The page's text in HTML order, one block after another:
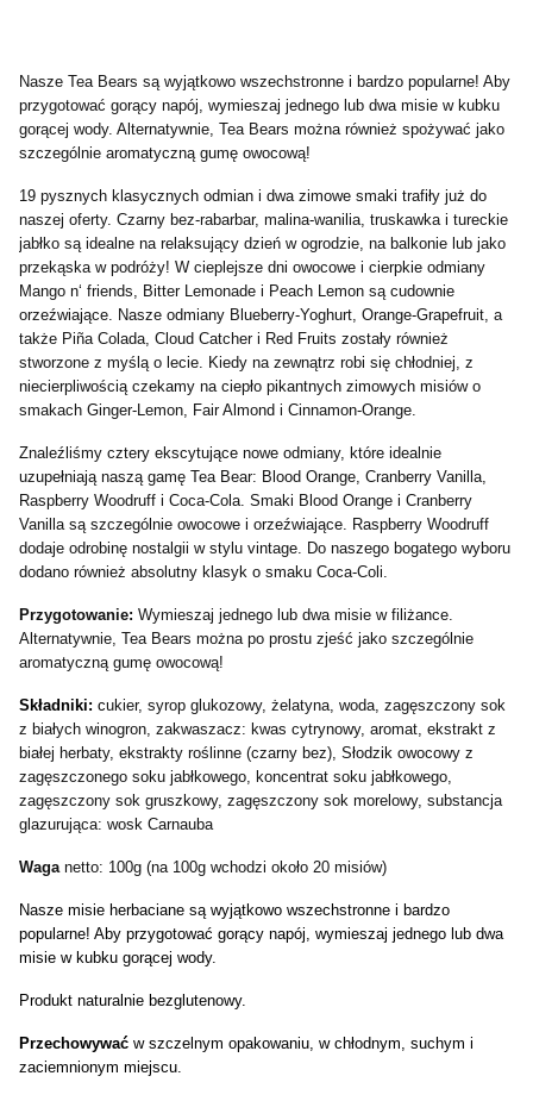
Nasze Tea Bears są wyjątkowo wszechstronne i bardzo popularne! Aby
przygotować gorący napój, wymieszaj jednego lub dwa misie w kubku
gorącej wody. Alternatywnie, Tea Bears można również spożywać jako
szczególnie aromatyczną gumę owocową!
19 pysznych klasycznych odmian i dwa zimowe smaki trafiły już do
naszej oferty. Czarny bez-rabarbar, malina-wanilia, truskawka i tureckie
jabłko są idealne na relaksujący dzień w ogrodzie, na balkonie lub jako
przekąska w podróży! W cieplejsze dni owocowe i cierpkie odmiany
Mango n‘ friends, Bitter Lemonade i Peach Lemon są cudownie
orzeźwiające. Nasze odmiany Blueberry-Yoghurt, Orange-Grapefruit, a
także Piña Colada, Cloud Catcher i Red Fruits zostały również
stworzone z myślą o lecie. Kiedy na zewnątrz robi się chłodniej, z
niecierpliwością czekamy na ciepło pikantnych zimowych misiów o
smakach Ginger-Lemon, Fair Almond i Cinnamon-Orange.
Znaleźliśmy cztery ekscytujące nowe odmiany, które idealnie
uzupełniają naszą gamę Tea Bear: Blood Orange, Cranberry Vanilla,
Raspberry Woodruff i Coca-Cola. Smaki Blood Orange i Cranberry
Vanilla są szczególnie owocowe i orzeźwiające. Raspberry Woodruff
dodaje odrobinę nostalgii w stylu vintage. Do naszego bogatego wyboru
dodano również absolutny klasyk o smaku Coca-Coli.
Przygotowanie: Wymieszaj jednego lub dwa misie w filiżance.
Alternatywnie, Tea Bears można po prostu zjeść jako szczególnie
aromatyczną gumę owocową!
Składniki: cukier, syrop glukozowy, żelatyna, woda, zagęszczony sok
z białych winogron, zakwaszacz: kwas cytrynowy, aromat, ekstrakt z
białej herbaty, ekstrakty roślinne (czarny bez), Słodzik owocowy z
zagęszczonego soku jabłkowego, koncentrat soku jabłkowego,
zagęszczony sok gruszkowy, zagęszczony sok morelowy, substancja
glazurująca: wosk Carnauba
Waga netto: 100g (na 100g wchodzi około 20 misiów)
Nasze misie herbaciane są wyjątkowo wszechstronne i bardzo
popularne! Aby przygotować gorący napój, wymieszaj jednego lub dwa
misie w kubku gorącej wody.
Produkt naturalnie bezglutenowy.
Przechowywać w szczelnym opakowaniu, w chłodnym, suchym i
zaciemnionym miejscu.